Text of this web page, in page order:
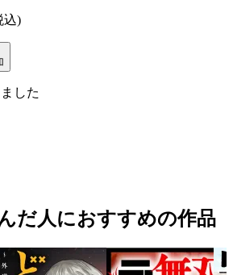
込)
した
だ人におすすめの作品